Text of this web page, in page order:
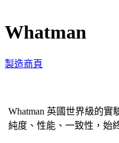
Whatman
製造商頁
Whatman 英國世界級的
純度、性能、一致性，始